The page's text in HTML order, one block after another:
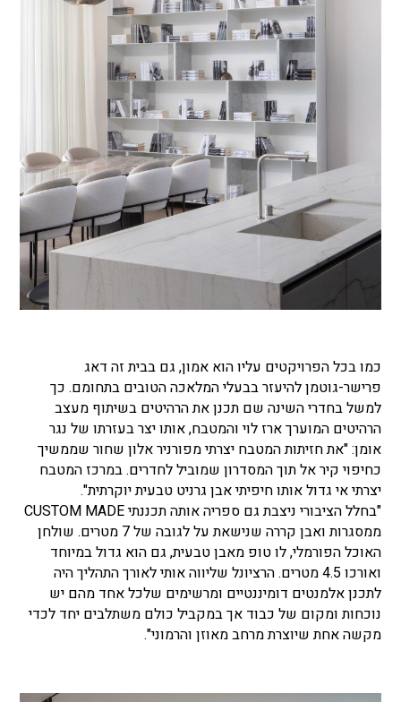
כמו בכל הפרויקטים עליו הוא אמון, גם בבית זה דאג
פרישר-גוטמן להיעזר בבעלי המלאכה הטובים בתחומם. כך
למשל בחדרי השינה שם תכנן את הרהיטים בשיתוף מעצב
הרהיטים המוערך ארז לוי והמטבח, אותו יצר בעזרתו של נגר
אומן: "את חזיתות המטבח יצרתי מפורניר אלון שחור שממשיך
כחיפוי קיר אל תוך המסדרון שמוביל לחדרים. במרכז המטבח
יצרתי אי גדול אותו חיפיתי אבן גרניט טבעית יוקרתית".
"בחלל הציבורי ניצבת גם ספריה אותה תכננתי CUSTOM MADE
ממסגרות ואבן קררה שנישאת על לגובה של 7 מטרים. שולחן
האוכל הפורמלי, לו טופ מאבן טבעית, גם הוא גדול במיוחד
ואורכו 4.5 מטרים. הרציונל שליווה אותי לאורך התהליך היה
לתכנן אלמנטים דומיננטיים ומרשימים שלכל אחד מהם יש
נוכחות ומקום של כבוד אך במקביל כולם משתלבים יחד לכדי
מקשה אחת שיוצרת מרחב מאוזן והרמוני".